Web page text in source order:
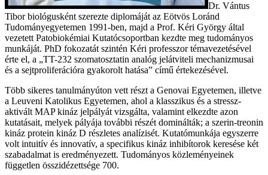
Dr. Vántus
Tibor biológusként szerezte diplomáját az Eötvös Loránd
Tudományegyetemen 1991-ben, majd a Prof. Kéri György által
vezetett Patobiokémiai Kutatócsoportban kezdte meg tudományos
munkáját. PhD fokozatát szintén Kéri professzor témavezetésével
érte el, a „TT-232 szomatosztatin analóg jelátviteli mechanizmusai
és a sejtproliferációra gyakorolt hatása” című értekezésével.
Több sikeres tanulmányúton vett részt a Genovai Egyetemen, illetve
a Leuveni Katolikus Egyetemen, ahol a klasszikus és a stressz-
aktivált MAP kináz jelpályát vizsgálta, valamint elkezdte azon
kutatásait, melyek pályája további részét dominálták; a szerin-treonin
kináz protein kináz D részletes analízisét. Kutatómunkája egyszerre
volt intuitív és innovatív, a specifikus kináz inhibítorok keresése két
szabadalmat is eredményezett. Tudományos közleményeinek
független összidézettsége 700.